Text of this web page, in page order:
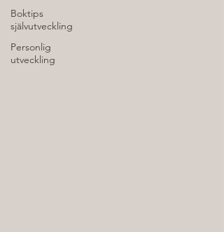
Boktips
självutveckling
Personlig
utveckling